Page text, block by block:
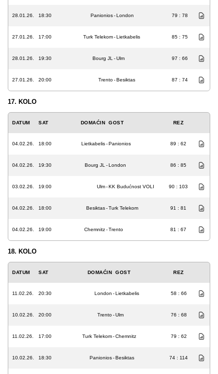
28.01.26. 18:30 Panionios-London 79 : 78
27.01.26. 17:00 Turk Telekom-Lietkabelis 85 : 75
28.01.26. 19:30 Bourg JL -Ulm 97 : 66
27.01.26. 20:00 Trento-Besiktas 87 : 74
17. KOLO
DATUM SAT DOMAĆIN GOST REZ
04.02.26. 18:00 Lietkabelis-Panionios 89 : 62
04.02.26. 19:30 Bourg JL -London 86 : 85
03.02.26. 19:00 Ulm-KK Budućnost VOLI 90 : 103
04.02.26. 18:00 Besiktas-Turk Telekom 91 : 81
04.02.26. 19:00 Chemnitz-Trento 81 : 67
18. KOLO
DATUM SAT DOMAĆIN GOST REZ
11.02.26. 20:30 London -Lietkabelis 58 : 66
10.02.26. 20:00 Trento-Ulm 76 : 68
11.02.26. 17:00 Turk Telekom-Chemnitz 79 : 62
10.02.26. 18:30 Panionios-Besiktas 74 : 114